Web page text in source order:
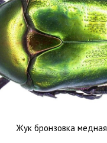
Жук бронзовка медная